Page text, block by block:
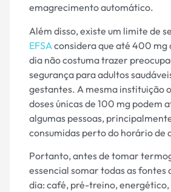
emagrecimento automático.
Além disso, existe um limite de
EFSA considera que até 400 mg
dia não costuma trazer
segurança para adultos
gestantes. A mesma instituição
doses únicas de 100 mg podem
algumas pessoas,
consumidas perto do horário de
Portanto, antes de tomar
essencial somar todas as fontes
dia: café, pré-treino, energético,